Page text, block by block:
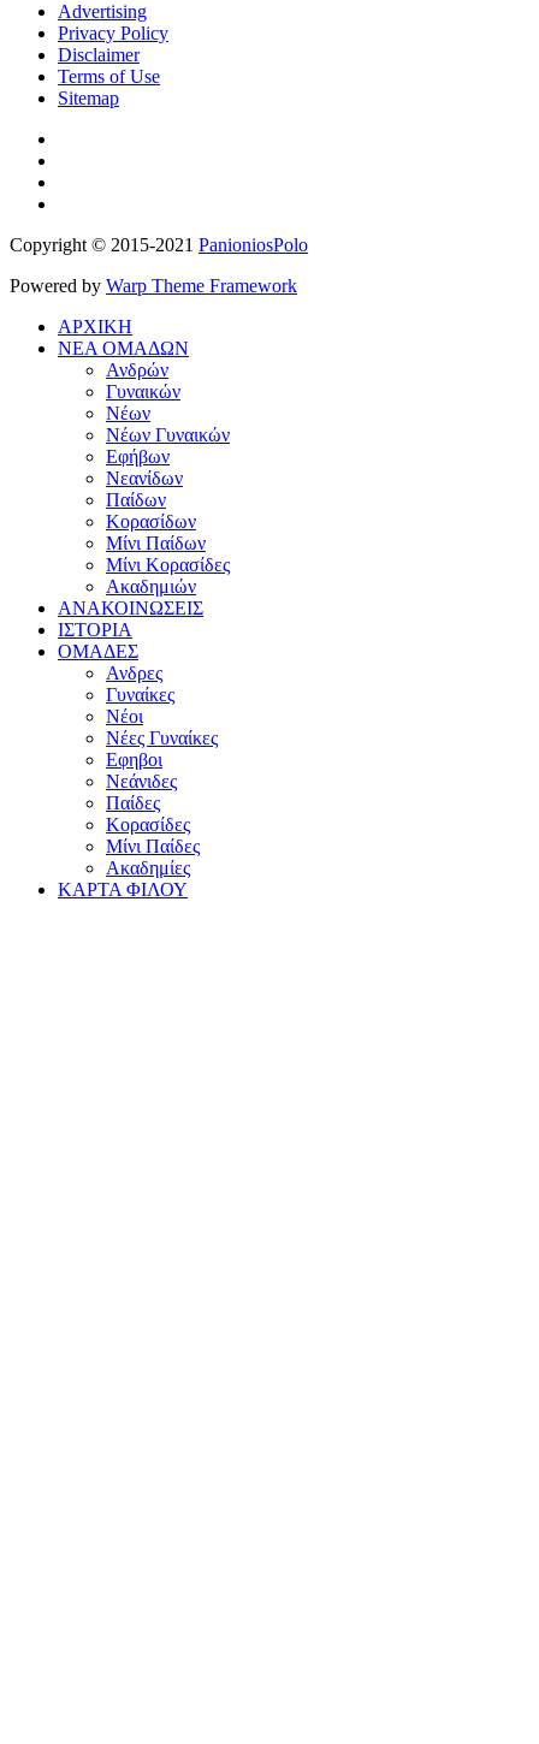
Advertising
Privacy Policy
Disclaimer
Terms of Use
Sitemap
Copyright © 2015-2021 PanioniosPolo
Powered by Warp Theme Framework
ΑΡΧΙΚΗ
ΝΕΑ ΟΜΑΔΩΝ
Ανδρών
Γυναικών
Νέων
Νέων Γυναικών
Εφήβων
Νεανίδων
Παίδων
Κορασίδων
Μίνι Παίδων
Μίνι Κορασίδες
Ακαδημιών
ΑΝΑΚΟΙΝΩΣΕΙΣ
ΙΣΤΟΡΙΑ
ΟΜΑΔΕΣ
Ανδρες
Γυναίκες
Νέοι
Νέες Γυναίκες
Εφηβοι
Νεάνιδες
Παίδες
Κορασίδες
Μίνι Παίδες
Ακαδημίες
ΚΑΡΤΑ ΦΙΛΟΥ